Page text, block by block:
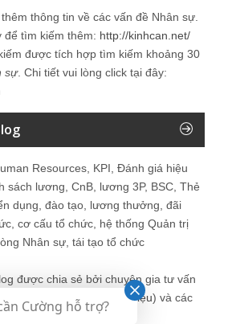
thông tin về các vấn đề Nhân sự
để tìm kiếm thêm: http://kinhcan.net/
được tích hợp tìm kiếm khoảng 30
sự. Chi tiết vui lòng click tại đây:
Resources, KPI, Đánh giá hiệu
sách lương, CnB, lương 3P, BSC, Thẻ
dụng, đào tạo, lương thưởng, đãi
cơ cấu tổ chức, hệ thống Quản trị
Nhân sự, tái tạo tổ chức
được chia sẻ bởi chuyên gia tư vấn
Hùng Cường (
giới thiệu) và các
cộng đồng Nhân sự.
Cường hỗ trợ?